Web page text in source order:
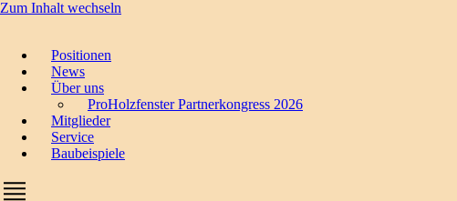
Zum Inhalt wechseln
Positionen
News
Über uns
ProHolzfenster Partnerkongress 2026
Mitglieder
Service
Baubeispiele